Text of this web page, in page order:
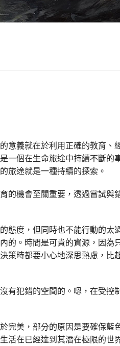
意義就在於利用正確的教育、
一個在生命旅途中持續不斷的
旅途就是一種持續的探索。
的機會至關重要，透過嘗試與
態度，但同時也不能行動的太
的。時間是可貴的資源，因為
策時都要小心地深思熟慮，比
有犯錯的空間的。嗯，在受控
完美，部分的原因是要確保藍
活在已經達到其潛在極限的世